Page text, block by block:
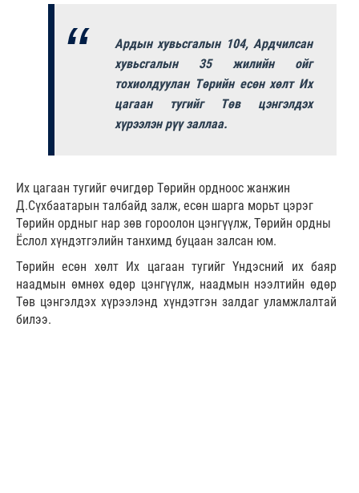
Ардын хувьсгалын 104, Ардчилсан
хувьсгалын 35 жилийн ойг
тохиолдуулан Төрийн есөн хөлт Их
цагаан тугийг Төв цэнгэлдэх
хүрээлэн рүү заллаа.
Их цагаан тугийг өчигдөр Төрийн ордноос жанжин
Д.Сүхбаатарын талбайд залж, есөн шарга морьт цэрэг
Төрийн ордныг нар зөв гороолон цэнгүүлж, Төрийн ордны
Ёслол хүндэтгэлийн танхимд буцаан залсан юм.
Төрийн есөн хөлт Их цагаан тугийг Үндэсний их баяр
наадмын өмнөх өдөр цэнгүүлж, наадмын нээлтийн өдөр
Төв цэнгэлдэх хүрээлэнд хүндэтгэн залдаг уламжлалтай
билээ.